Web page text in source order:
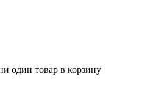
один товар в корзину